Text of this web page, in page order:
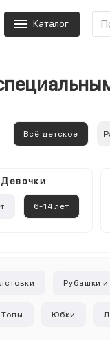
Каталог
Всё детское
Девочки
6-14 лет
Рубашки и
Топы Юбки